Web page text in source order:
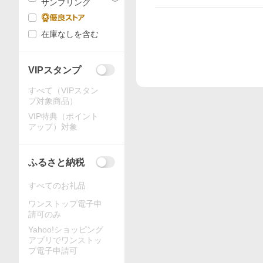
サンプリング
在庫なしを含む
VIPスタンプ
すべて（VIPスタン
プ対象商品）
VIP特典（ポイント
アップ）対象
ふるさと納税
すべてのお礼品
ワンストップ電子申
請可のみ
Yahoo!ショッピング
アプリでワンストッ
プ電子申請可